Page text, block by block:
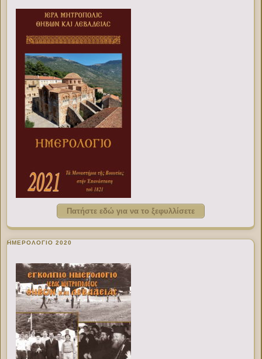
Πατήστε εδώ για να το ξεφυλλίσετε
ΗΜΕΡΟΛΟΓΙΟ 2020